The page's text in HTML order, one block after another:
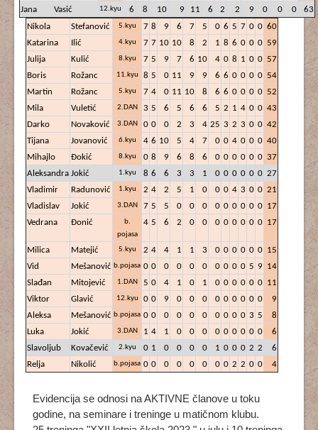
Jana
Vasić 12.kyu 6 8 10 9 11 6 2 2 9 0 0 0
63
Nikola
Stefanović 5.kyu 7 8 9 6 7 5 0 6 5 7 0 0 60
Katarina
Ilić 4.kyu 7 7 10 10 8 2 1 8 6 0 0 0 59
Julija
Kulić 8.kyu 7 5 9 7 6 10 4 0 8 1 0 0 57
Boris
Rožanc 11.kyu 8 5 0 11 9 9 6 6 0 0 0 0 54
Martin
Rožanc 5.kyu 7 4 0 11 10 8 6 6 0 0 0 0 52
Mila
Vuletić 2.DAN 3 5 6 5 6 6 5 2 1 4 0 0 43
Darko
Novaković 3.DAN 0 0 0 2 3 4 25 3 2 3 0 0 42
Tijana
Jovanović 6.kyu 4 6 10 5 4 7 0 0 4 0 0 0 40
Mihajlo
Đokić 8.kyu 0 8 9 6 8 6 0 0 0 0 0 0 37
Aleksandra Jokić 1.kyu 8 6 6 3 3 1 0 0 0 0 0 0 27
Vladimir
Radunović 1.kyu 2 4 2 5 1 0 0 0 4 3 0 0 21
Vladislav
Jokić 3.DAN 7 5 5 0 0 0 0 0 0 0 0 0 17
Vedrana
Đonić
b.
pojasa
4 5 6 2 0 0 0 0 0 0 0 0 17
Milica Matejić 5.kyu 2 4 4 1 1 3 0 0 0 0 0 0 15
Vid
Mešanović b.pojasa 0 0 0 0 0 0 0 0 0 0 5 9 14
Slađan
Mitojević 1.DAN 5 0 4 1 0 1 0 0 0 0 0 0 11
Viktor
Glavić 12.kyu 0 0 9 0 0 0 0 0 0 0 0 0
9
Aleksa
Mešanović b.pojasa 0 0 0 0 0 0 0 0 0 0 3 5
8
Luka
Jokić 3.DAN 1 4 1 0 0 0 0 0 0 0 0 0
6
Slavoljub
Kovačević 2.kyu 0 1 0 0 0 0 1 0 0 0 2 2
6
Relja
Nikolić b.pojasa 0 0 0 0 0 0 0 0 2 2 0 0 4
Evidencija se odnosi na AKTIVNE članove u toku
godine, na seminare i treninge u matičnom klubu.